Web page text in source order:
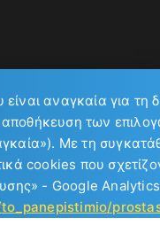
αναγκαία για τη
αποθήκευση των
Με τη
cookies που
- Google